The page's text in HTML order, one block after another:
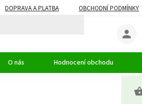
DOPRAVA A PLATBA OBCHODNÍ PODMÍNKY
O nás Hodnocení obchodu